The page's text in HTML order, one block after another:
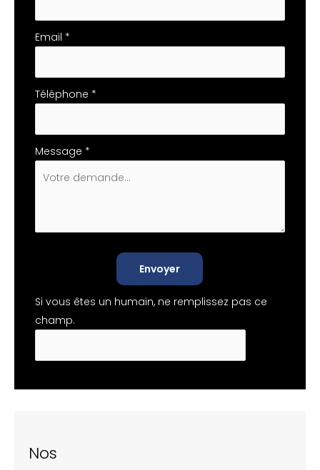
Email *
Téléphone *
Message *
Envoyer
Si vous êtes un humain, ne remplissez pas ce
champ.
Nos